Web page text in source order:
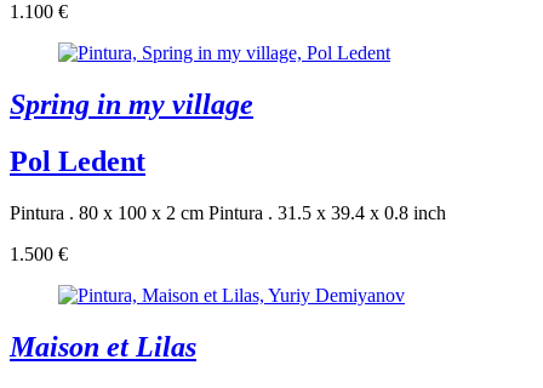
1.100 €
Spring in my village
Pol Ledent
Pintura . 80 x 100 x 2 cm Pintura . 31.5 x 39.4 x 0.8 inch
1.500 €
Maison et Lilas